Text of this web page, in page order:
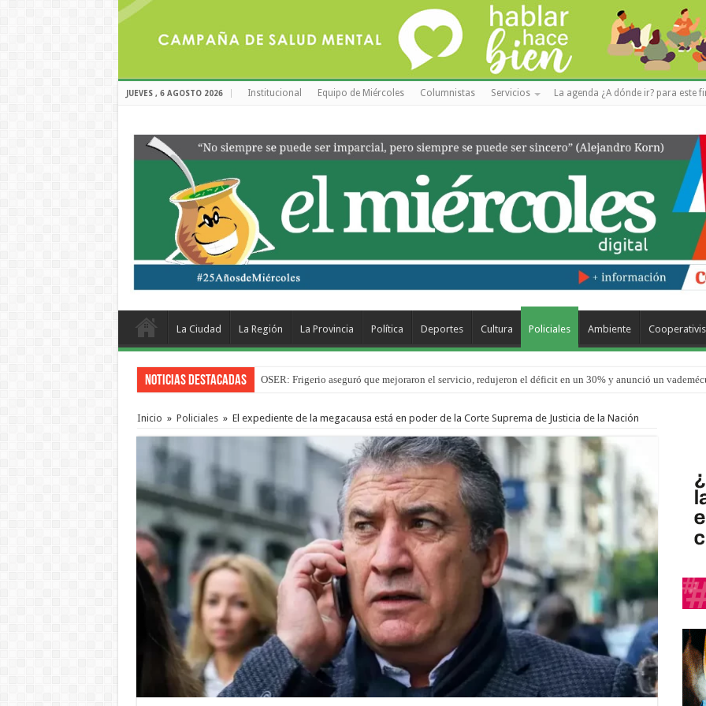
JUEVES , 6 AGOSTO 2026 Institucional Equipo de Miércoles Columnistas Servicios La agenda ¿A dónde ir? para este
La Ciudad La Región La Provincia Política Deportes Cultura Policiales Ambiente
Noticias Destacadas OSER: Frigerio aseguró que mejoraron el servicio, redujeron el déficit en un 30% y anunció un
Inicio » Policiales » El expediente de la megacausa está en poder de la Corte Suprema de Justicia de la Nación